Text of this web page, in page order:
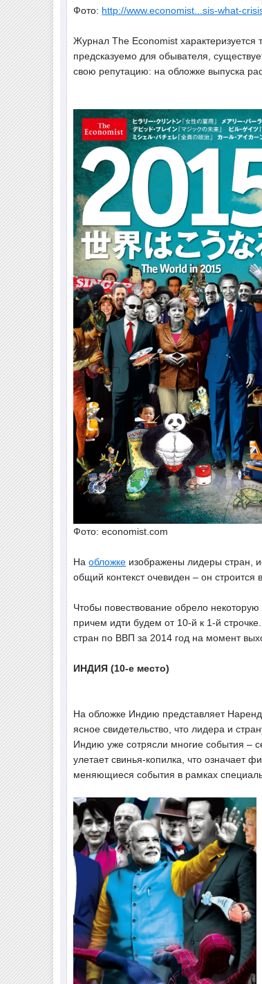
Фото: http://www.economist...sis-what-
Журнал The Economist
предсказуемо для обывателя,
свою репутацию: на обложке выпуска
Фото: economist.com
Наобложке изображены лидеры стран,
общий контекст очевиден – он строится
Чтобы повествование обрело
причем идти будем от 10-й к 1-й
стран по ВВП за 2014 год на момент
ИНДИЯ (10-е место)
На обложке Индию представляет
ясное свидетельство, что лидера и
Индию уже сотрясли многие события –
улетает свинья-копилка, что означает
меняющиеся события в рамках